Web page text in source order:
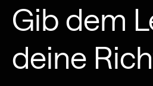
Gib dem
deine